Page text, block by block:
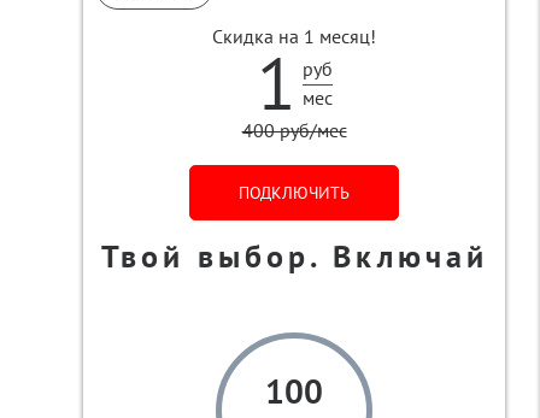
Скидка на 1 месяц!
1 руб
мес
400 руб/мес
ПОДКЛЮЧИТЬ
Твой выбор. Включай
100